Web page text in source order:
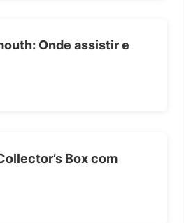
Onde assistir e
Box com